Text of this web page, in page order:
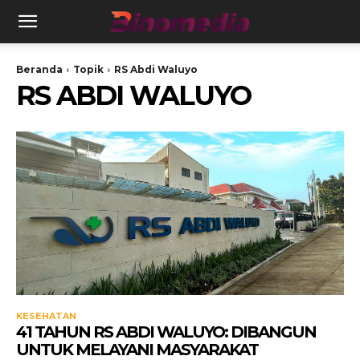
Beranda Topik RS Abdi Waluyo
RS ABDI WALUYO
KESEHATAN
41 TAHUN RS ABDI WALUYO: DIBANGUN
UNTUK MELAYANI MASYARAKAT